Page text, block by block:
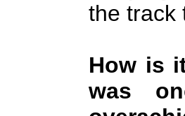
the track
How is
was